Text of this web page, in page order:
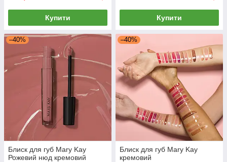
Купити Купити
–40%
Блиск для губ Mary Kay
Рожевий нюд кремовий
–40%
Блиск для губ Mary Kay
кремовий